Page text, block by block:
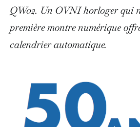
QW02. Un OVNI horloger qui
première montre numérique
calendrier automatique.